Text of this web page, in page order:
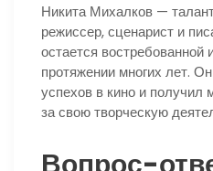
Никита Михалков —
режиссер, сценарист и
остается востребованной
протяжении многих лет.
успехов в кино и получил
за свою творческую